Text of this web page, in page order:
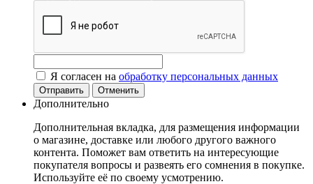
Я согласен на обработку персональных данных
Отменить
Дополнительно
Дополнительная вкладка, для размещения информации
о магазине, доставке или любого другого важного
контента. Поможет вам ответить на интересующие
покупателя вопросы и развеять его сомнения в покупке.
Используйте её по своему усмотрению.